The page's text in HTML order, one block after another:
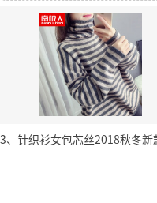
3、针织衫女包芯丝️2018秋冬